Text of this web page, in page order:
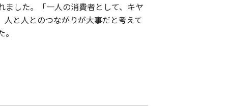
した。「一人の消費者として、キヤ
と人とのつながりが大事だと考えて